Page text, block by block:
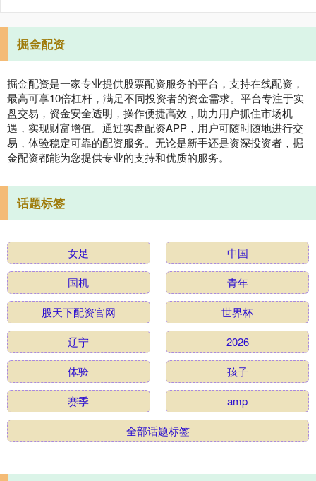
掘金配资
掘金配资是一家专业提供股票配资服务的平台，支持在线配资，
最高可享10倍杠杆，满足不同投资者的资金需求。平台专注于实
盘交易，资金安全透明，操作便捷高效，助力用户抓住市场机
遇，实现财富增值。通过实盘配资APP，用户可随时随地进行交
易，体验稳定可靠的配资服务。无论是新手还是资深投资者，掘
金配资都能为您提供专业的支持和优质的服务。
话题标签
女足
中国
国机
青年
股天下配资官网
世界杯
辽宁
2026
体验
孩子
赛季
amp
全部话题标签